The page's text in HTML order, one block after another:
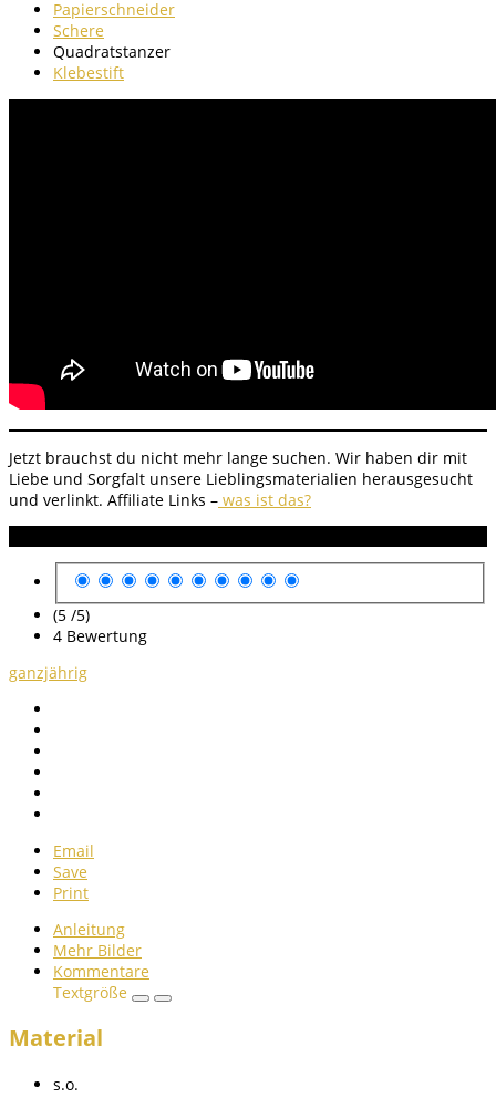
Papierschneider
Schere
Quadratstanzer
Klebestift
Jetzt brauchst du nicht mehr lange suchen. Wir haben dir mit
Liebe und Sorgfalt unsere Lieblingsmaterialien herausgesucht
und verlinkt. Affiliate Links – was ist das?
(5 /5)
4 Bewertung
ganzjährig
Email
Save
Print
Anleitung
Mehr Bilder
Kommentare
Textgröße
Material
s.o.